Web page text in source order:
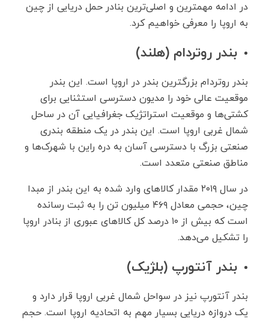
در ادامه مهمترین و اصلی‌ترین بنادر حمل دریایی از چین
به اروپا را معرفی خواهیم کرد.
بندر روتردام (هلند)
بندر روتردام بزرگترین بندر در اروپا است. این بندر
موقعیت عالی خود را مدیون دسترسی استثنایی برای
کشتی‌ها و موقعیت استراتژیک جغرافیایی آن در ساحل
شمال غربی اروپا است. این بندر در یک منطقه بندری
صنعتی بزرگ با دسترسی آسان به دره راین با شهرک‌ها و
مناطق صنعتی متعدد است.
در سال ۲۰۱۹ مقدار کالاهای وارد شده به این بندر از مبدا
چین، حجمی معادل ۴۶۹ میلیون تن را به ثبت رسانده
است که بیش از ۱۰ درصد کل کالا‌های عبوری از بنادر اروپا
را تشکیل می‌دهد.
بندر آنتورپ (بلژیک)
بندر آنتورپ نیز در سواحل شمال غربی اروپا قرار دارد و
یک دروازه دریایی بسیار مهم به اتحادیه اروپا است. حجم